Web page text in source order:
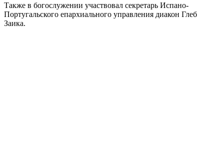
Также в богослужении участвовал секретарь Испано-
Португальского епархиального управления диакон Глеб
Заика.